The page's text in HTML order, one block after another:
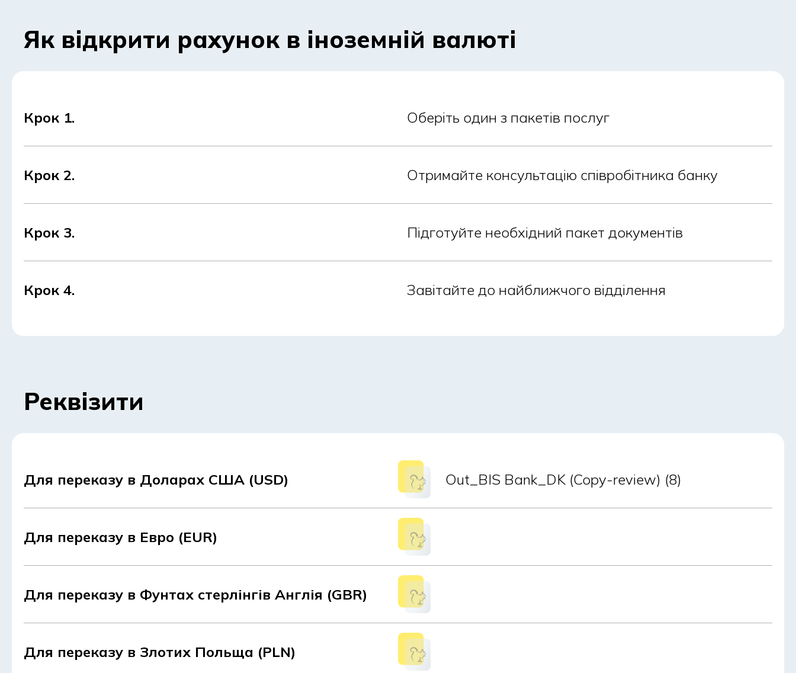
Як відкрити рахунок в іноземній валюті
Крок 1. Оберіть один з пакетів послуг
Крок 2. Отримайте консультацію співробітника банку
Крок 3. Підготуйте необхідний пакет документів
Крок 4. Завітайте до найближчого відділення
Реквізити
Для переказу в Доларах США (USD) Out_BIS Bank_DK (Copy-review) (8)
Для переказу в Евро (EUR)
Для переказу в Фунтах стерлінгів Англія (GBR)
Для переказу в Злотих Польща (PLN)